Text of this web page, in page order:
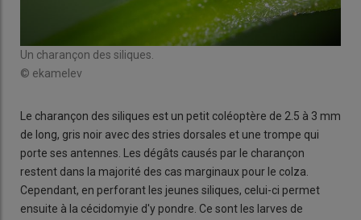
Un charançon des siliques.
© ekamelev
Le charançon des siliques est un petit coléoptère de 2.5 à 3 mm
de long, gris noir avec des stries dorsales et une trompe qui
porte ses antennes. Les dégâts causés par le charançon
restent dans la majorité des cas marginaux pour le colza.
Cependant, en perforant les jeunes siliques, celui-ci permet
ensuite à la cécidomyie d'y pondre. Ce sont les larves de